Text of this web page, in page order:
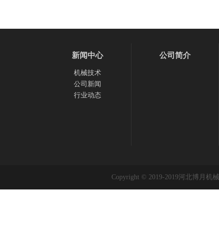
新闻中心
机械技术
公司新闻
行业动态
公司简介
Copyright © 2019-2019河北博月机